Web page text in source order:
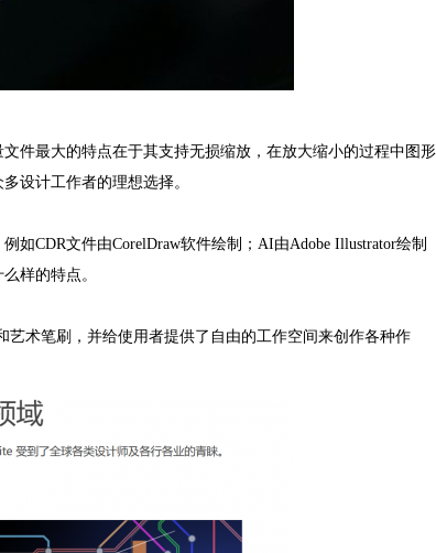
件最大的特点在于其支持无损缩放，在放大缩小的过程中图形
设计工作者的理想选择。
CDR文件由CorelDraw软件绘制；AI由Adobe Illustrator绘制
样的特点。
艺术笔刷，并给使用者提供了自由的工作空间来创作各种作